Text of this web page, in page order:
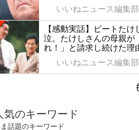
いいねニュース編集部
【感動実話】ビートた
泣。たけしさんの母親が
れ！」と請求し続けた理
いいねニュース編集部
気のキーワード
話題のキーワード